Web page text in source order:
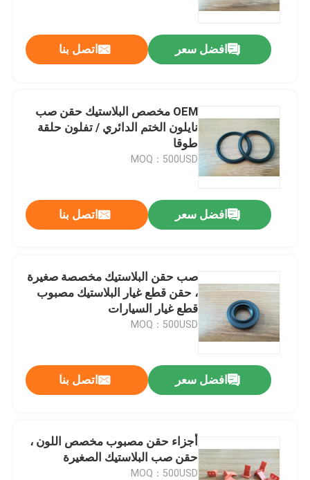
افضل سعر اتصل بنا
OEM مخصص البلاستيك حقن صب
نايلون الختم الدائري / تفلون حلقة
طوقا
MOQ：500USD
افضل سعر اتصل بنا
صب حقن البلاستيك مخصصة صغيرة
، حقن قطع غيار البلاستيك مصبوب
قطع غيار السيارات
MOQ：500USD
افضل سعر اتصل بنا
أجزاء حقن مصبوب مخصص اللون ،
حقن صب البلاستيك الصغيرة
MOQ：500USD